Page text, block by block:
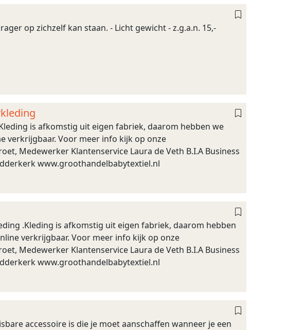
op zichzelf kan staan. - Licht gewicht - z.g.a.n. 15,-
is afkomstig uit eigen fabriek, daarom hebben we
verkrijgbaar. Voor meer info kijk op onze
Medewerker Klantenservice Laura de Veth B.I.A Business
www.groothandelbabytextiel.nl
.Kleding is afkomstig uit eigen fabriek, daarom hebben
verkrijgbaar. Voor meer info kijk op onze
Medewerker Klantenservice Laura de Veth B.I.A Business
www.groothandelbabytextiel.nl
accessoire is die je moet aanschaffen wanneer je een